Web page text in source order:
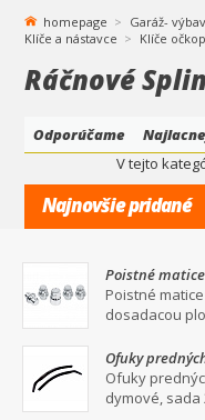
homepage Garáž-
Klíče a nástavce
Klíče
Ráčnové
Odporúčame
V tejto
Najnovšie pridané
Poistné matice
dosadacou
Poistné
dosadacou
Ofuky
dymové, sada
Ofuky
dymové,